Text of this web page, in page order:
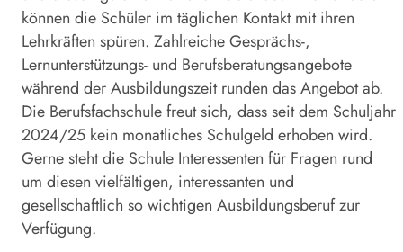
können die Schüler im täglichen Kontakt mit ihren
Lehrkräften spüren. Zahlreiche Gesprächs-,
Lernunterstützungs- und Berufsberatungsangebote
während der Ausbildungszeit runden das Angebot ab.
Die Berufsfachschule freut sich, dass seit dem Schuljahr
2024/25 kein monatliches Schulgeld erhoben wird.
Gerne steht die Schule Interessenten für Fragen rund
um diesen vielfältigen, interessanten und
gesellschaftlich so wichtigen Ausbildungsberuf zur
Verfügung.